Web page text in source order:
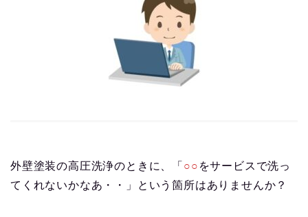
外壁塗装の高圧洗浄のときに、「 ○○ をサービスで洗っ
てくれないかなあ・・」という箇所はありませんか？